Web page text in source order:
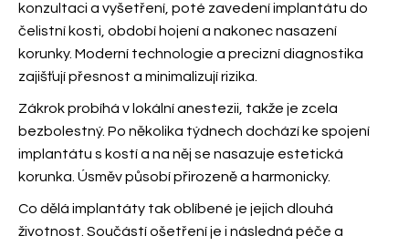
konzultaci a vyšetření, poté zavedení implantátu do
čelistní kosti, období hojení a nakonec nasazení
korunky. Moderní technologie a precizní diagnostika
zajišťují přesnost a minimalizují rizika.
Zákrok probíhá v lokální anestezii, takže je zcela
bezbolestný. Po několika týdnech dochází ke spojení
implantátu s kostí a na něj se nasazuje estetická
korunka. Úsměv působí přirozeně a harmonicky.
Co dělá implantáty tak oblíbené je jejich dlouhá
životnost. Součástí ošetření je i následná péče a